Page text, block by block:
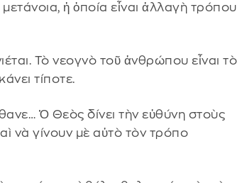
ἡ ὁποία εἶναι ἀλλαγὴ τρόπου
Τὸ νεογνὸ τοῦ ἀνθρώπου εἶναι τὸ
τίποτε.
Ὁ Θεὸς δίνει τὴν εὐθύνη στοὺς
νὰ γίνουν μὲ αὐτὸ τὸν τρόπο